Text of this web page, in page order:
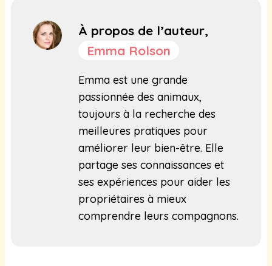
À propos de l’auteur,
Emma Rolson
Emma est une grande
passionnée des animaux,
toujours à la recherche des
meilleures pratiques pour
améliorer leur bien-être. Elle
partage ses connaissances et
ses expériences pour aider les
propriétaires à mieux
comprendre leurs compagnons.